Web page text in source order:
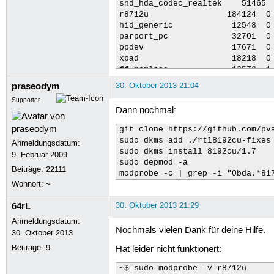
snd_hda_codec_realtek    51465
r8712u                184124  0
hid_generic            12548  0
parport_pc             32701  0
ppdev                  17671  0
xpad                   18218  0
ff_memless             13573  1
joydev                 17377  0
hid_cherry             12626
usbhid                 53014  0
hid                   101512  3
x86_pkg_temp_thermal    14162
intel_powerclamp       14705
kvm_intel             138538
crct10dif_pclmul       14289  0
cryptd                 20329  1
snd_hda_intel          48171  3
snd_hwdep              13602  1
praseodym
Supporter
Anmeldungsdatum:
9. Februar 2009
Beiträge:22111
Wohnort: ~
30. Oktober 2013 21:04
Dann nochmal:
git clone https://github.com/
sudo dkms add ./rtl8192cu-fixes
sudo dkms install 8192cu/1.7
sudo depmod -a
modprobe -c | grep -i
64rL
Anmeldungsdatum:
30. Oktober 2013
Beiträge:9
30. Oktober 2013 21:29
Nochmals vielen Dank für deine Hilfe.
Hat leider nicht funktionert:
~$ sudo modprobe -v r8712u